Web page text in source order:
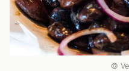
©